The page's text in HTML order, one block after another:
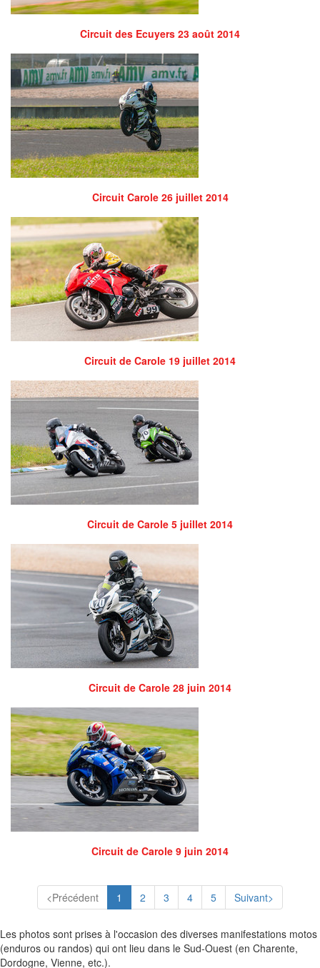
Circuit des Ecuyers 23 août 2014
Circuit Carole 26 juillet 2014
Circuit de Carole 19 juillet 2014
Circuit de Carole 5 juillet 2014
Circuit de Carole 28 juin 2014
Circuit de Carole 9 juin 2014
<Précédent 1 2 3 4 5 Suivant>
Les photos sont prises à l'occasion des diverses manifestations motos
(enduros ou randos) qui ont lieu dans le Sud-Ouest (en Charente,
Dordogne, Vienne, etc.).